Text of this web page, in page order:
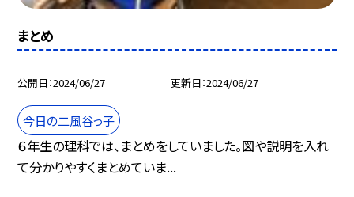
まとめ
公開日 2024/06/27 更新日 2024/06/27
今日の二風谷っ子
６年生の理科では、まとめをしていました。図や説明を入れ
て分かりやすくまとめていま...